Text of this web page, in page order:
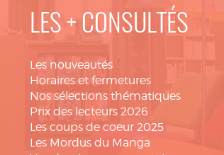
LES + CONSULTÉS
Les nouveautés
Horaires et fermetures
Nos sélections thématiques
Prix des lecteurs 2026
Les coups de coeur 2025
Les Mordus du Manga